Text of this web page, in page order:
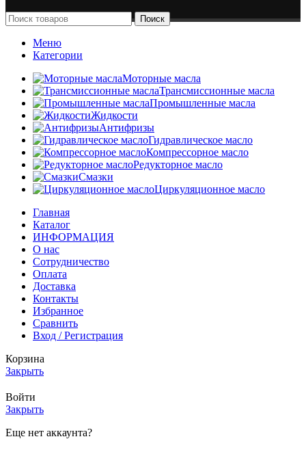
Поиск
Меню
Категории
Моторные масла
Трансмиссионные масла
Промышленные масла
Жидкости
Антифризы
Гидравлическое масло
Компрессорное масло
Редукторное масло
Смазки
Циркуляционное масло
Главная
Каталог
ИНФОРМАЦИЯ
О нас
Сотрудничество
Оплата
Доставка
Контакты
Избранное
Сравнить
Вход / Регистрация
Корзина
Закрыть
Войти
Закрыть
Еще нет аккаунта?